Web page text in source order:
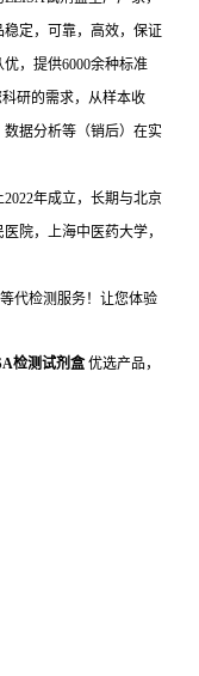
定，可靠，高效，保证
，提供6000余种标准
研的需求，从样本收
据分析等（销后）在实
年成立，长期与北京
院，上海中医药大学，
代检测服务！让您体验
检测试剂盒 优选产品，